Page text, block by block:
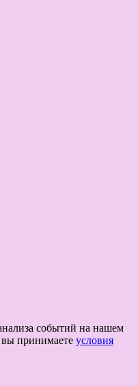
событий на нашем
вы принимаете условия